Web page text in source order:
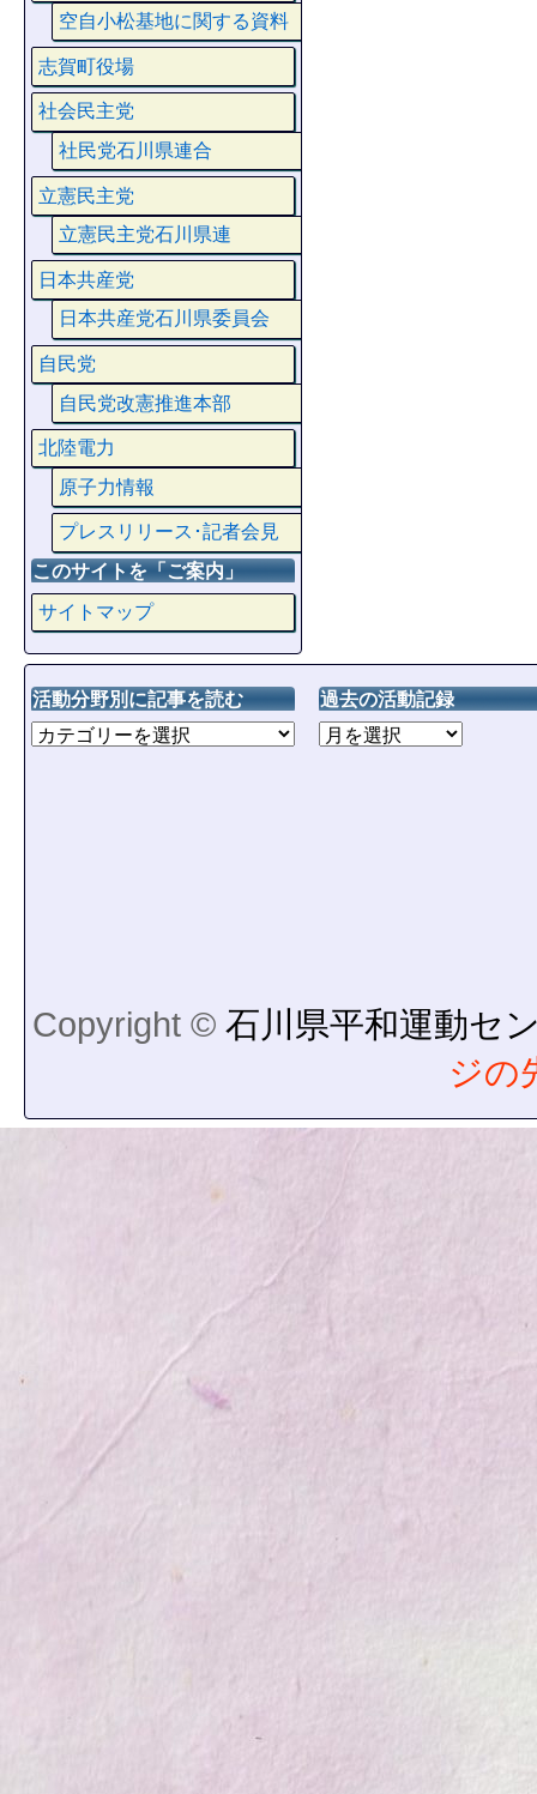
空自小松基地に関する資料
志賀町役場
社会民主党
社民党石川県連合
立憲民主党
立憲民主党石川県連
日本共産党
日本共産党石川県委員会
自民党
自民党改憲推進本部
北陸電力
原子力情報
プレスリリース･記者会見
このサイトを「ご案内」
サイトマップ
活動分野別に記事を読む 過去の活動記録
Copyright © 石川県平和運動セ
ジの